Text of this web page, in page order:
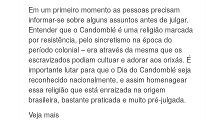
Em um primeiro momento as pessoas precisam
informar-se sobre alguns assuntos antes de julgar.
Entender que o Candomblé é uma religião marcada
por resistência, pelo sincretismo na época do
período colonial – era através da mesma que os
escravizados podiam cultuar e adorar aos orixás. É
importante lutar para que o Dia do Candomblé seja
reconhecido nacionalmente, e assim homenagear
essa religião que está enraizada na origem
brasileira, bastante praticada e muito pré-julgada.
Veja mais